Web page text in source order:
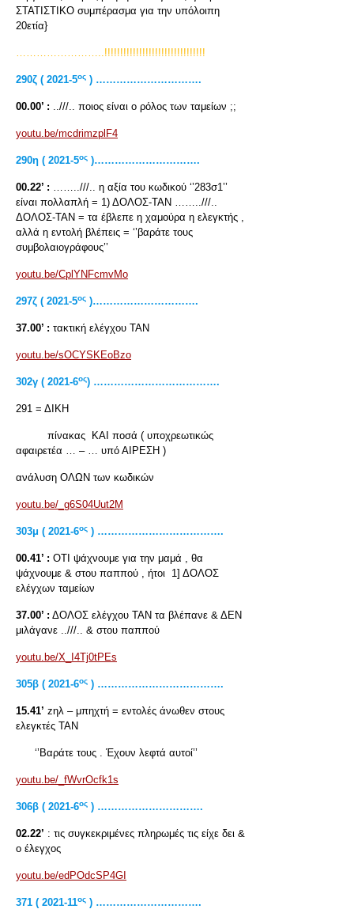
ΣΤΑΤΙΣΤΙΚΟ συμπέρασμα για την υπόλοιπη
20ετία}
……………………..!!!!!!!!!!!!!!!!!!!!!!!!!!!!!!!!
290ζ ( 2021-5ος ) ………………………….
00.00’ : ..///.. ποιος είναι ο ρόλος των ταμείων ;;
youtu.be/mcdrimzplF4
290η ( 2021-5ος )………………………….
00.22’ : ……..///.. η αξία του κωδικού ‘’283σ1’’
είναι πολλαπλή = 1) ΔΟΛΟΣ-ΤΑΝ ……..///..
ΔΟΛΟΣ-ΤΑΝ = τα έβλεπε η χαμούρα η ελεγκτής ,
αλλά η εντολή βλέπεις = ‘’βαράτε τους
συμβολαιογράφους’’
youtu.be/CplYNFcmvMo
297ζ ( 2021-5ος )………………………….
37.00’ : τακτική ελέγχου ΤΑΝ
youtu.be/sOCYSKEoBzo
302γ ( 2021-6ος) ……………………………….
291 = ΔΙΚΗ
πίνακας ΚΑΙ ποσά ( υποχρεωτικώς
αφαιρετέα … – … υπό ΑΙΡΕΣΗ )
ανάλυση ΟΛΩΝ των κωδικών
youtu.be/_g6S04Uut2M
303μ ( 2021-6ος ) ……………………………….
00.41’ : ΟΤΙ ψάχνουμε για την μαμά , θα
ψάχνουμε & στου παππού , ήτοι 1] ΔΟΛΟΣ
ελέγχων ταμείων
37.00’ : ΔΟΛΟΣ ελέγχου ΤΑΝ τα βλέπανε & ΔΕΝ
μιλάγανε ..///.. & στου παππού
youtu.be/X_I4Tj0tPEs
305β ( 2021-6ος ) ……………………………….
15.41’ zηλ – μπηχτή = εντολές άνωθεν στους
ελεγκτές ΤΑΝ
‘’Βαράτε τους . Έχουν λεφτά αυτοί’’
youtu.be/_fWvrOcfk1s
306β ( 2021-6ος ) ………………………….
02.22’ : τις συγκεκριμένες πληρωμές τις είχε δει &
ο έλεγχος
youtu.be/edPOdcSP4GI
371 ( 2021-11ος ) ………………………….